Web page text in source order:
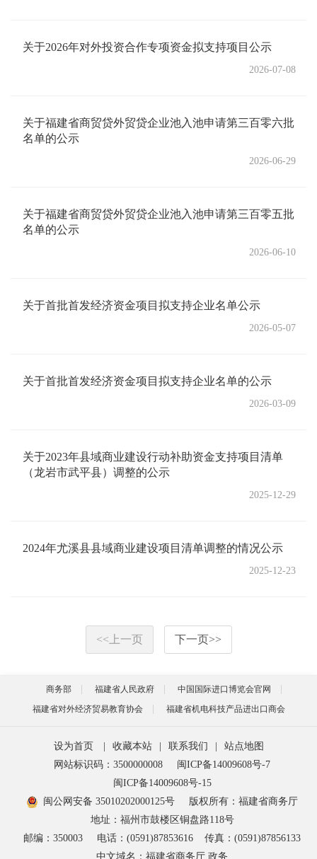
关于2026年对外投资合作专项资金拟支持项目公示
2026-07-08
关于福建省商贸贷外贸贷企业池入池申请第三百零六批
名单的公示
2026-06-29
关于福建省商贸贷外贸贷企业池入池申请第三百零五批
名单的公示
2026-06-10
关于首批首发经济资金项目拟支持企业名单公示
2026-05-07
关于首批首发经济资金项目拟支持企业名单的公示
2026-03-09
关于2023年县域商业建设行动补助资金支持项目清单
（龙岩市武平县）调整的公示
2025-12-29
2024年尤溪县县域商业建设项目清单调整的情况公示
2025-12-23
<< 上一页 下一页>>
商务部 福建省人民政府
中国国际进口博览会官网
福建省对外经济贸易教育协会
福建省机电科技产品进出口商会
设为首页 收藏本站 联系我们
站点地图
网站标识码：3500000008
闽ICP备14009608号-7
闽ICP备14009608号-15
闽公网安备 35010202000125号
版权所有：福建省商务厅
地址：福州市鼓楼区铜盘路118号
邮编：350003
电话：(0591)87853616
传真：(0591)87856133
中文域名：福建省商务厅.政务